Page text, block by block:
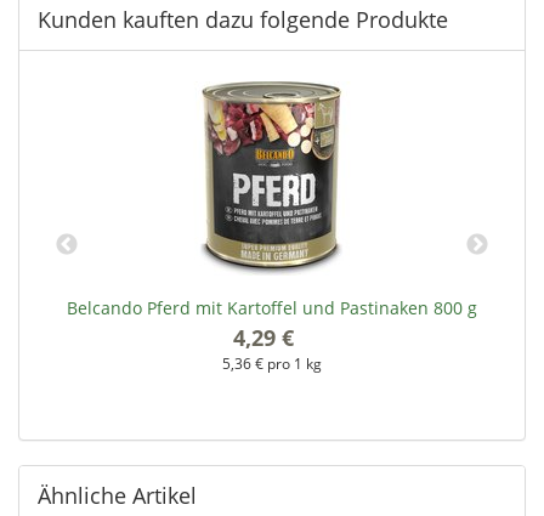
Kunden kauften dazu folgende Produkte
Belcando Pferd mit Kartoffel und Pastinaken 800 g
4,29 €
5,36 € pro 1 kg
Ähnliche Artikel